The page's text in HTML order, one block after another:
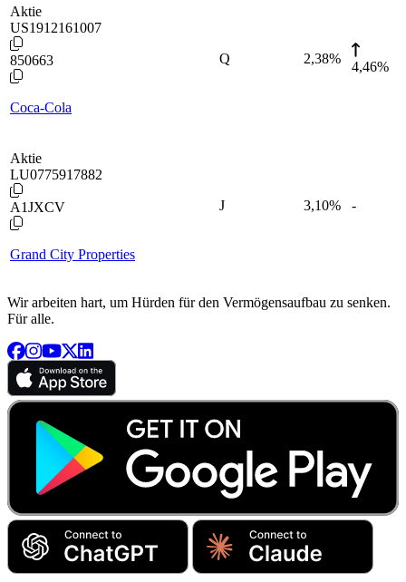
Aktie
US1912161007
850663
Coca-Cola
Q 2,38%
4,46%
Aktie
LU0775917882
A1JXCV
Grand City Properties
J 3,10% -
Wir arbeiten hart, um Hürden für den Vermögensaufbau zu senken.
Für alle.